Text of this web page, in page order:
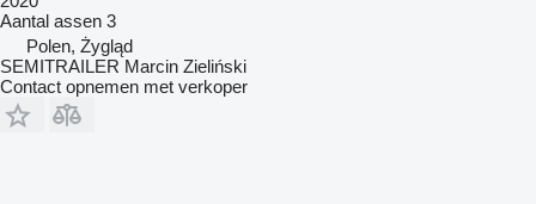
Aantal assen 3
Polen, Żygląd
SEMITRAILER Marcin Zieliński
Contact opnemen met verkoper